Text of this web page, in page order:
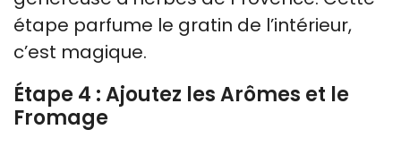
étape parfume le gratin de l’intérieur,
c’est magique.
Étape 4 : Ajoutez les Arômes et le
Fromage